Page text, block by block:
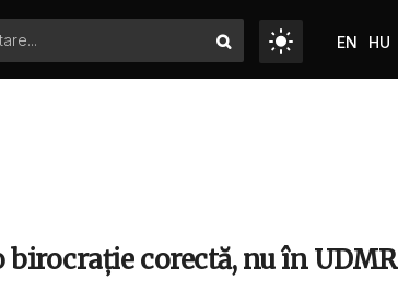
EN HU
corectă, nu în UDMR